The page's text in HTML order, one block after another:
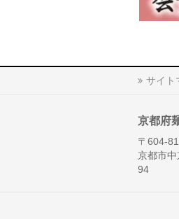
サイト
京都府
〒604-
京都市中
94